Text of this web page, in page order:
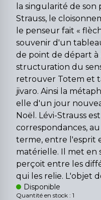
la singularité de son
Strauss, le
le penseur fait «
souvenir d'un
de point de départ
structuration du
retrouver Totem et
jivaro. Ainsi la
elle d'un jour
Noël. Lévi-Strauss
correspondances,
terme, entre l'esprit
matérielle. Il met en
perçoit entre les
qui les relie. L'objet
Disponible
Quantité en stock : 1